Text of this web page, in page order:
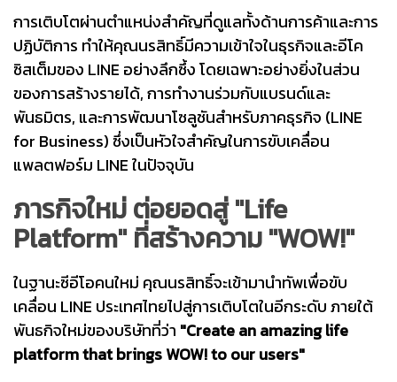
การเติบโตผ่านตำแหน่งสำคัญที่ดูแลทั้งด้านการค้าและการ
ปฏิบัติการ ทำให้คุณนรสิทธิ์มีความเข้าใจในธุรกิจและอีโค
ซิสเต็มของ LINE อย่างลึกซึ้ง โดยเฉพาะอย่างยิ่งในส่วน
ของการสร้างรายได้, การทำงานร่วมกับแบรนด์และ
พันธมิตร, และการพัฒนาโซลูชันสำหรับภาคธุรกิจ (LINE
for Business) ซึ่งเป็นหัวใจสำคัญในการขับเคลื่อน
แพลตฟอร์ม LINE ในปัจจุบัน
ภารกิจใหม่ ต่อยอดสู่ "Life
Platform" ที่สร้างความ "WOW!"
ในฐานะซีอีโอคนใหม่ คุณนรสิทธิ์จะเข้ามานำทัพเพื่อขับ
เคลื่อน LINE ประเทศไทยไปสู่การเติบโตในอีกระดับ ภายใต้
พันธกิจใหม่ของบริษัทที่ว่า "Create an amazing life
platform that brings WOW! to our users"